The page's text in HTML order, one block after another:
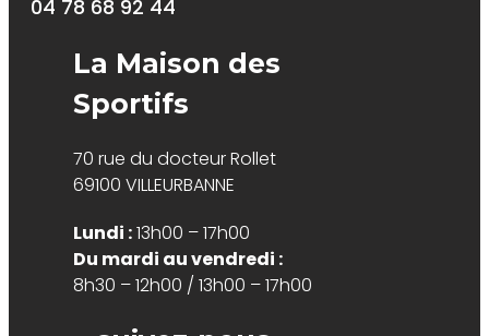
04 78 68 92 44
La Maison des
Sportifs
70 rue du docteur Rollet
69100 VILLEURBANNE
Lundi :13h00 – 17h00
Du mardi au vendredi :
8h30 – 12h00 / 13h00 – 17h00